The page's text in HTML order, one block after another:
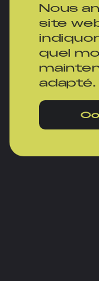
Nous
site
quel
adapté.